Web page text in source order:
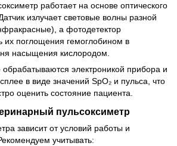
работает на основе оптического
излучает световые волны разной
а фотодетектор
их поглощения гемоглобином в
насыщения кислородом.
электроникой прибора и
в виде значений SpO₂ и пульса, что
оценить состояние пациента.
пульсоксиметр
зависит от условий работы и
учитывать: